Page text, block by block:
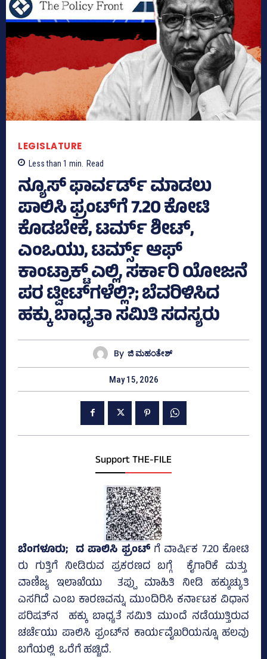
LEGISLATURE
Less than 1 min. Read
ನ್ಯೂಸ್‌ ಫಾರ್ವರ್ಡ್‌ ಮಾಡಲು
ಪಾಲಿಸಿ ಫ್ರಂಟ್‌ಗೆ 7.20 ಕೋಟಿ
ಕೊಡಬೇಕೆ, ಟರ್ಮ್ ಶೀಟ್‌,
ಎಂಒಯು, ಟರ್ಮ್ಸ್‌ ಆಫ್‌
ಕಾಂಟ್ರಾಕ್ಟ್‌ ಎಲ್ಲಿ, ಸರ್ಕಾರಿ ಯೋಜನೆ
ಪರ ಟ್ವೀಟ್‌ಗಳೆಲ್ಲಿ?; ಬೆವರಿಳಿಸಿದ
ಹಕ್ಕು ಬಾಧ್ಯತಾ ಸಮಿತಿ ಸದಸ್ಯರು
By ಜಿ ಮಹಂತೇಶ್
May 15, 2026
Support THE-FILE
ಬೆಂಗಳೂರು; ದ ಪಾಲಿಸಿ ಫ್ರಂಟ್ಗೆ ವಾರ್ಷಿಕ 7.20 ಕೋಟಿ
ರು ಗುತ್ತಿಗೆ ನೀಡಿರುವ ಪ್ರಕರಣದ ಬಗ್ಗೆ ಕೈಗಾರಿಕೆ ಮತ್ತು
ವಾಣಿಜ್ಯ ಇಲಾಖೆಯು ತಪ್ಪು ಮಾಹಿತಿ ನೀಡಿ ಹಕ್ಕುಚ್ಯುತಿ
ಎಸಗಿದೆ ಎಂಬ ಕಾರಣವನ್ನು ಮುಂದಿರಿಸಿ ಕರ್ನಾಟಕ ವಿಧಾನ
ಪರಿಷತ್‌ನ ಹಕ್ಕು ಬಾಧ್ಯತೆ ಸಮಿತಿ ಮುಂದೆ ನಡೆಯುತ್ತಿರುವ
ಚರ್ಚೆಯು ಪಾಲಿಸಿ ಫ್ರಂಟ್‌ನ ಕಾರ್ಯವೈಖರಿಯನ್ನೂ ಹಲವು
ಬಗೆಯಲ್ಲಿ ಒರೆಗೆ ಹಚ್ಚಿದೆ.